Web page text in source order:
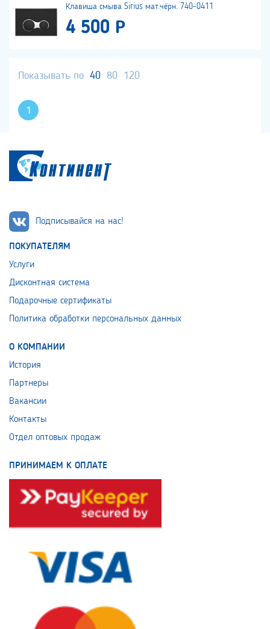
Клавиша смыва Sirius мат.чёрн. 740-0411
4 500 Р
Показывать по 40 80 120
1
Подписывайся на нас!
ПОКУПАТЕЛЯМ
Услуги
Дисконтная система
Подарочные сертификаты
Политика обработки персональных данных
О КОМПАНИИ
История
Партнеры
Вакансии
Контакты
Отдел оптовых продаж
ПРИНИМАЕМ К ОПЛАТЕ